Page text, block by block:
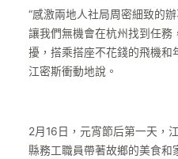
“感激兩地人社局周密細致的
讓我們無機會在杭州找到任務
擾，搭乘搭座不花錢的飛機和
江密斯衝動地說。
2月16日，元宵節后第一天，
縣務工職員帶著故鄉的美食和